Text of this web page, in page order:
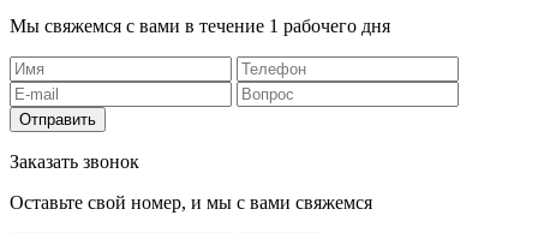
Мы свяжемся с вами в течение 1 рабочего дня
Отправить
Заказать звонок
Оставьте свой номер, и мы с вами свяжемся